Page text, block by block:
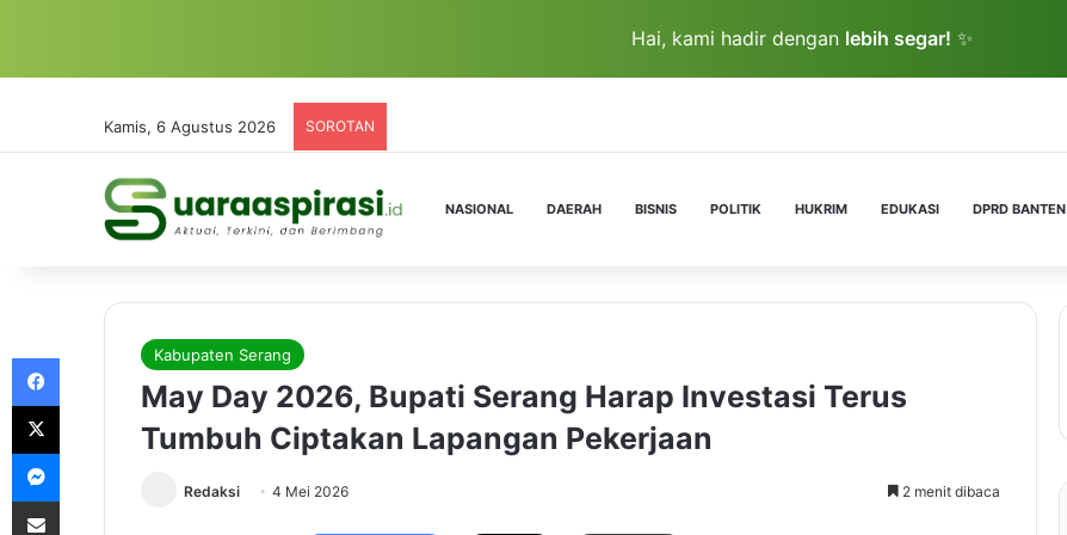
Hai, kami hadir dengan lebih segar! ✨
Kamis, 6 Agustus 2026 SOROTAN
NASIONAL DAERAH BISNIS POLITIK HUKRIM EDUKASI DPRD BANTEN
Kabupaten Serang
May Day 2026, Bupati Serang Harap Investasi Terus
Tumbuh Ciptakan Lapangan Pekerjaan
Redaksi 4 Mei 2026 2 menit dibaca